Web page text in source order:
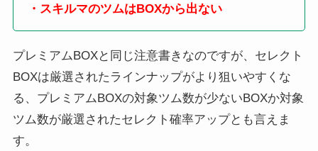
・スキルマのツムはBOXから出ない
プレミアムBOXと同じ注意書きなのですが、セレクト
BOXは厳選されたラインナップがより狙いやすくな
る、プレミアムBOXの対象ツム数が少ないBOXか対象
ツム数が厳選されたセレクト確率アップとも言えま
す。